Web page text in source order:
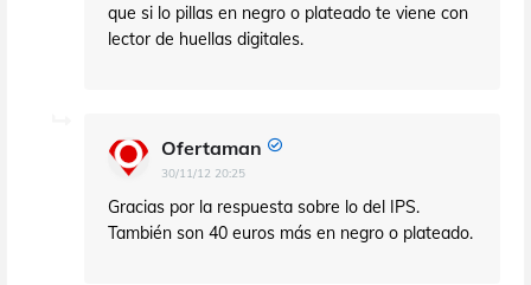
que si lo pillas en negro o plateado te viene con
lector de huellas digitales.
Ofertaman
30/11/12 20:25
Gracias por la respuesta sobre lo del IPS.
También son 40 euros más en negro o plateado.